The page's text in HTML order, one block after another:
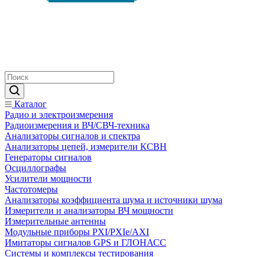
Каталог
Радио и электроизмерения
Радиоизмерения и ВЧ/СВЧ-техника
Анализаторы сигналов и спектра
Анализаторы цепей, измерители КСВН
Генераторы сигналов
Осциллографы
Усилители мощности
Частотомеры
Анализаторы коэффициента шума и источники шума
Измерители и анализаторы ВЧ мощности
Измерительные антенны
Модульные приборы PXI/PXIe/AXI
Имитаторы сигналов GPS и ГЛОНАСС
Системы и комплексы тестирования